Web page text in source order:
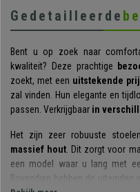
Gedetailleerde
Bent u op zoek naar
kwaliteit? Deze prachtige
zoekt, met een uitstekende
zal vinden. Hun elegante en
passen. Verkrijgbaar in
Het zijn zeer robuuste
massief hout. Dit zorgt voor
een model waar u lang met
Bovendien hebben de uiteinden